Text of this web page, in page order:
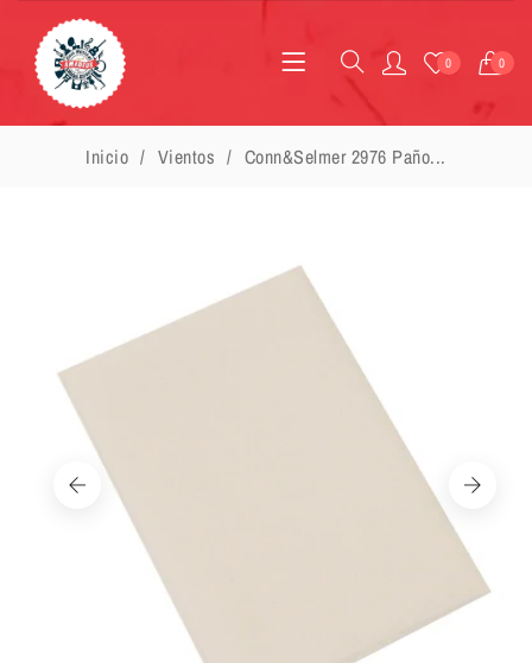
0 0
Inicio Vientos Conn&Selmer 2976 Paño...